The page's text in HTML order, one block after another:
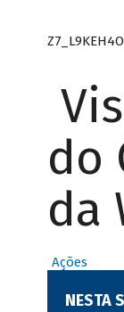
do
da
Ações
NESTA